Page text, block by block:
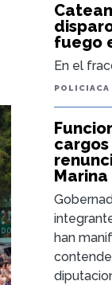
fuego
En el
POLICIACA
han